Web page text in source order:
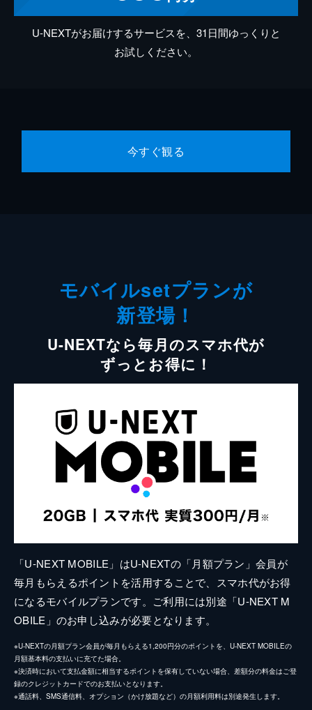
U-NEXTがお届けするサービスを、31日間ゆっくりと
お試しください。
今すぐ観る
モバイルsetプランが
新登場！
U-NEXTなら毎月のスマホ代が
ずっとお得に！
「U-NEXT MOBILE」はU-NEXTの「月額プラン」会員が
毎月もらえるポイントを活用することで、スマホ代がお得
になるモバイルプランです。ご利用には別途「U-NEXT M
OBILE」のお申し込みが必要となります。
※U-NEXTの月額プラン会員が毎月もらえる1,200円分のポイントを、U-NEXT MOBILEの
月額基本料の支払いに充てた場合。
※決済時において支払金額に相当するポイントを保有していない場合、差額分の料金はご登
録のクレジットカードでのお支払いとなります。
※通話料、SMS通信料、オプション（かけ放題など）の月額利用料は別途発生します。